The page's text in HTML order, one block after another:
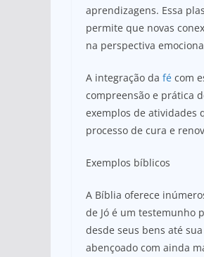
aprendizagens. Essa
permite que novas
na perspectiva
A integração da fé com
compreensão e prática
exemplos de atividades
processo de cura e
Exemplos bíblicos
A Bíblia oferece
de Jó é um testemunho
desde seus bens até
abençoado com ainda